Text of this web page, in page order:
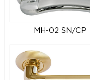
MH-02 SN/CP